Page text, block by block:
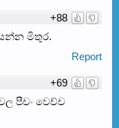
+88
මිතුර.
Report
+69
පීචං වෙච්ච